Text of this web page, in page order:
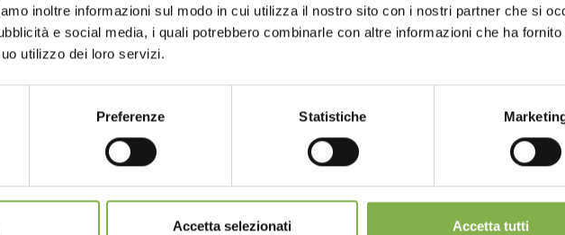
inoltre informazioni sul modo in cui utilizza il nostro sito con i nostri partner che si
e social media, i quali potrebbero combinarle con altre informazioni che ha fornito
utilizzo dei loro servizi.
Preferenze Statistiche
Accetta selezionati Accetta tutti
WATER TRAY
page 2/2 show All